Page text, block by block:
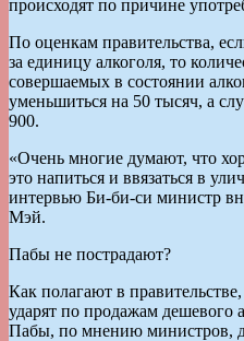
происходят по причине
По оценкам правительства,
за единицу алкоголя, то
совершаемых в состоянии
уменьшиться на 50 тысяч, а
900.
«Очень многие думают, что
это напиться и ввязаться в
интервью Би-би-си министр
Мэй.
Пабы не пострадают?
Как полагают в
ударят по продажам дешевого
Пабы, по мнению министров,